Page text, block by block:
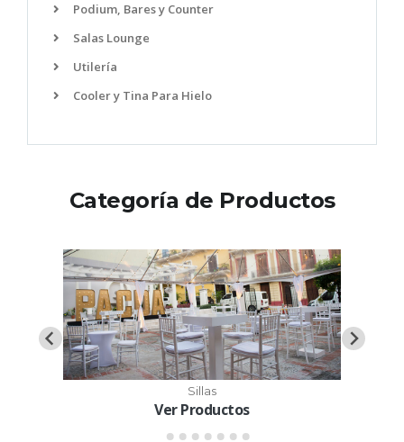
Podium, Bares y Counter
Salas Lounge
Utilería
Cooler y Tina Para Hielo
Categoría de Productos
Ver Productos